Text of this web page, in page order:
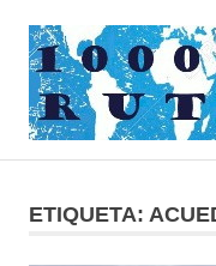
contenido
ruedas
ETIQUETA: